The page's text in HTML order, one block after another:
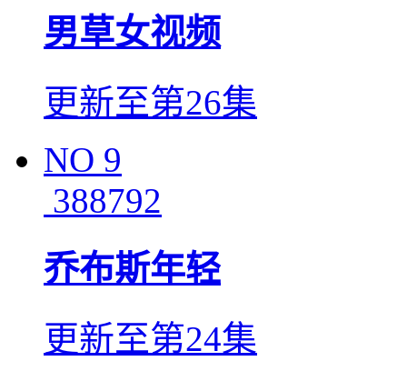
男草女视频
更新至第26集
NO 9
388792
乔布斯年轻
更新至第24集